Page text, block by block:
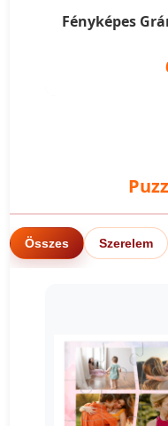
Fényképes Gránitkő
Összes Szerelem